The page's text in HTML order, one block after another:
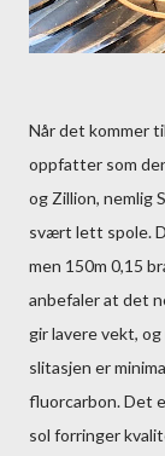
Når det kommer
oppfatter som
og Zillion, nemlig
svært lett spole.
men 150m 0,15
anbefaler at det
gir lavere vekt,
slitasjen er
fluorcarbon. Det
sol forringer